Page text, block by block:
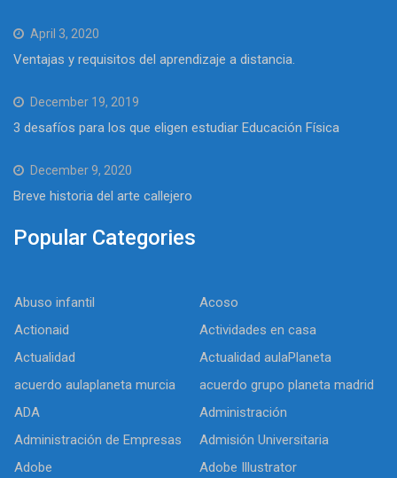
April 3, 2020
Ventajas y requisitos del aprendizaje a distancia.
December 19, 2019
3 desafíos para los que eligen estudiar Educación Física
December 9, 2020
Breve historia del arte callejero
Popular Categories
Abuso infantil
Acoso
Actionaid
Actividades en casa
Actualidad
Actualidad aulaPlaneta
acuerdo aulaplaneta murcia
acuerdo grupo planeta madrid
ADA
Administración
Administración de Empresas
Admisión Universitaria
Adobe
Adobe Illustrator